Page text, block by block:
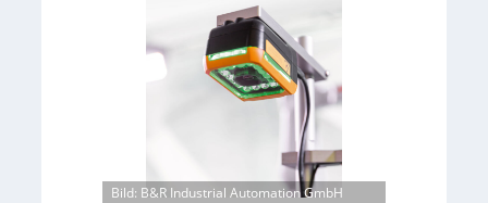
h
m
e
a
b
s
b
e
Bild: B&R Industrial Automation GmbH